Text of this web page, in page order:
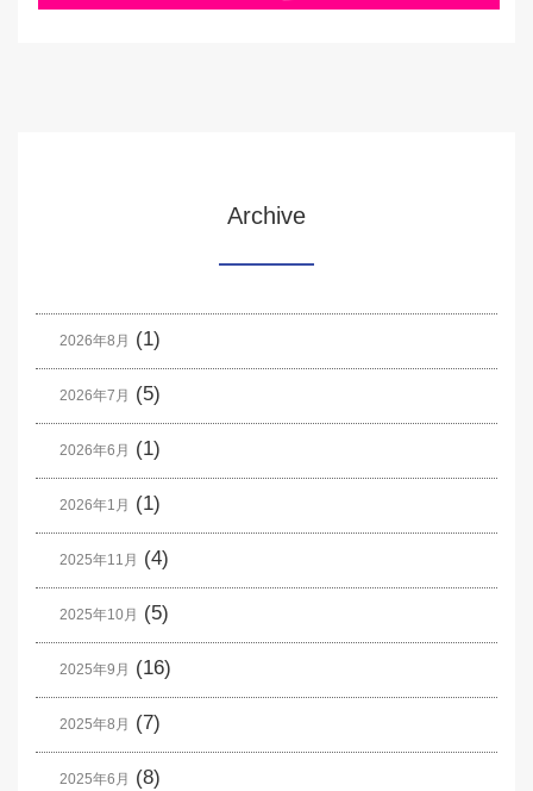
Archive
2026年8月 (1)
2026年7月 (5)
2026年6月 (1)
2026年1月 (1)
2025年11月 (4)
2025年10月 (5)
2025年9月 (16)
2025年8月 (7)
2025年6月 (8)